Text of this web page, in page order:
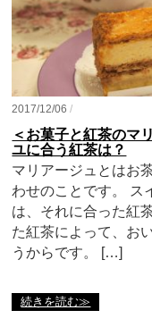
2017/12/06/
＜お菓子と紅茶のマ
ユに合う紅茶は？
マリアージュとはお
わせのことです。 ス
は、それに合った紅
た紅茶によって、お
うからです。 […]
続きを読む≫